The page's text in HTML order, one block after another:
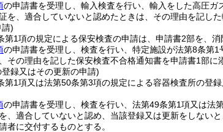
の申請書を受理し、輸入検査を行い、輸入をした高圧ガ
を、適合していないと認めたときは、その理由を記し
)
第1項の規定による保安検査の申請は、申請書2部を、
の申請書を受理し、検査を行い、特定施設が法第8条第
その理由を記した保安検査不合格通知書を申請書1部に
録又はその更新の申請)
第1項又は法第50条第3項の規定による容器検査所の登
の申請書を受理し、検査を行い、法第49条第1項又は法
、適合していないと認め、当該登録又は更新をしない
者に交付するものとする。